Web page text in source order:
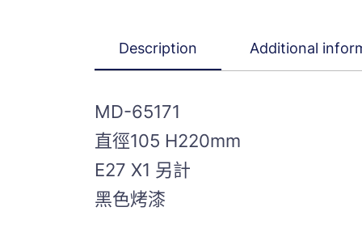
Description Additional
MD-65171
直徑105 H220mm
E27 X1 另計
黑色烤漆